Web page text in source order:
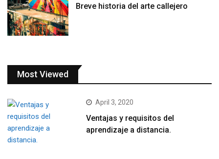
Breve historia del arte callejero
Most Viewed
April 3, 2020
Ventajas y requisitos del
aprendizaje a distancia.